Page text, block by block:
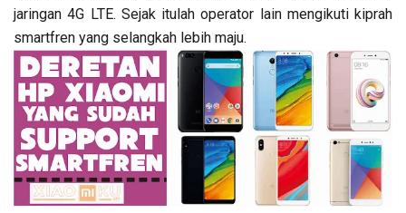
jaringan 4G LTE. Sejak itulah operator lain mengikuti kiprah
smartfren yang selangkah lebih maju.